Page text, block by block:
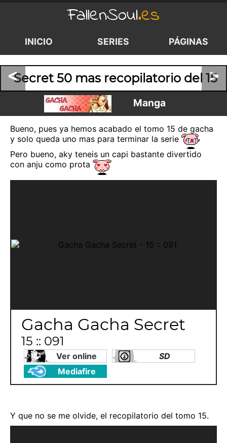
FallenSoul.es
INICIO SERIES PÁGINAS
< >
Secret 50 mas recopilatorio del 15
Manga
Bueno, pues ya hemos acabado el tomo 15 de gacha
y solo queda uno mas para terminar la serie
Pero bueno, aky teneis un capi bastante divertido
con anju como prota
Gacha Gacha Secret
15 :: 091
Ver online
SD
Mediafire
Y que no se me olvide, el recopilatorio del tomo 15.